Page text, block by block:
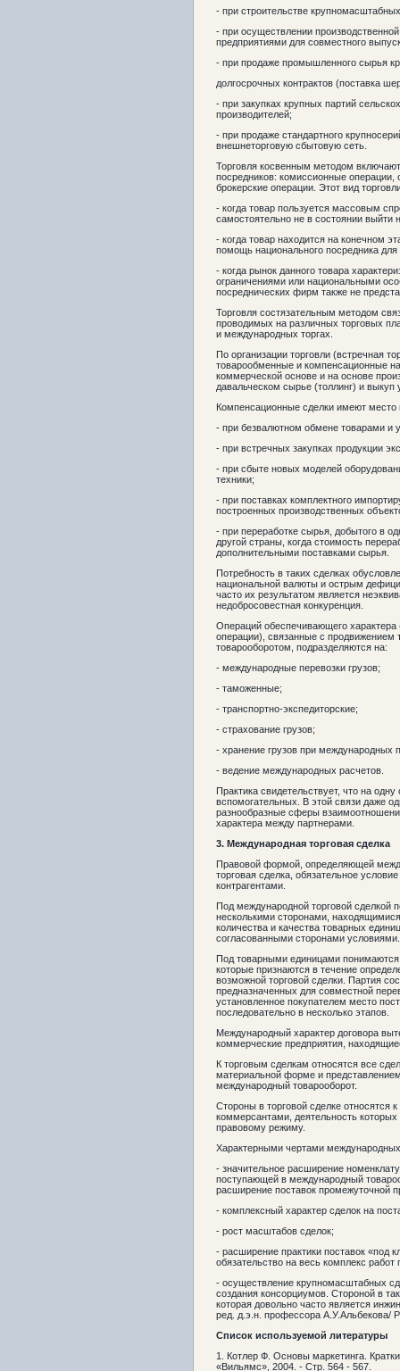
- при строительстве
- при осуществлении
предприятиями для совместного
- при продаже промышленного сырья
долгосрочных контрактов (поставка
- при закупках крупных партий
производителей;
- при продаже стандартного
внешнеторговую сбытовую сеть.
Торговля косвенным методом
посредников: комиссионные
брокерские операции. Этот вид
- когда товар пользуется массовым
самостоятельно не в состоянии выйти
- когда товар находится на конечном
помощь национального посредника для
- когда рынок данного товара
ограничениями или национальными
посреднических фирм также не
Торговля состязательным методом
проводимых на различных торговых
и международных торгах.
По организации торговли (встречная
товарообменные и компенсационные
коммерческой основе и на основе
давальческом сырье (толлинг) и выкуп
Компенсационные сделки имеют
- при безвалютном обмене товарами и
- при встречных закупках продукции
- при сбыте новых моделей
техники;
- при поставках комплектного
построенных производственных
- при переработке сырья, добытого в
другой страны, когда стоимость
дополнительными поставками сырья.
Потребность в таких сделках
национальной валюты и острым
часто их результатом является
недобросовестная конкуренция.
Операций обеспечивающего
операции), связанные с продвижением
товарооборотом, подразделяются на:
- международные перевозки грузов;
- таможенные;
- транспортно-экспедиторские;
- страхование грузов;
- хранение грузов при международных
- ведение международных расчетов.
Практика свидетельствует, что на
вспомогательных. В этой связи даже
разнообразные сферы
характера между партнерами.
3. Международная торговая сделка
Правовой формой, определяющей
торговая сделка, обязательное
контрагентами.
Под международной торговой сделкой
несколькими сторонами,
количества и качества товарных
согласованными сторонами условиями.
Под товарными единицами понимаются
которые признаются в течение
возможной торговой сделки. Партия
предназначенных для совместной
установленное покупателем место
последовательно в несколько этапов.
Международный характер договора
коммерческие предприятия,
К торговым сделкам относятся все
материальной форме и
международный товарооборот.
Стороны в торговой сделке относятся
коммерсантами, деятельность
правовому режиму.
Характерными чертами
- значительное расширение
поступающей в международный
расширение поставок промежуточной
- комплексный характер сделок на
- рост масштабов сделок;
- расширение практики поставок «под
обязательство на весь комплекс работ
- осуществление крупномасштабных
создания консорциумов. Стороной в
которая довольно часто является
ред. д.э.н. профессора А.У.Альбекова/
Список используемой литературы
1. Котлер Ф. Основы маркетинга.
«Вильямс», 2004. - Стр. 564 - 567.